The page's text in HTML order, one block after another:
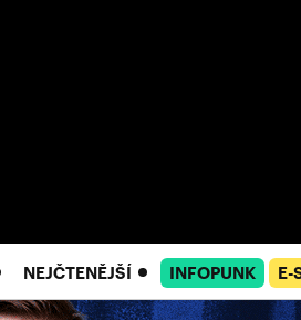
NEJČTENĚJŠÍ INFOPUNK E-